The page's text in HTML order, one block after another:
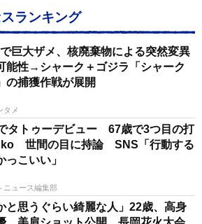
ランキング
巨大ザメ、核廃棄物による突然変異
能性→シャーク＋ゴジラ「シャーク
の捕獲作戦が展開
タメ
タトゥーデビュー 67歳で3つ目の打
世間の目に持論 SNS「行動する
っこいい」
ニュース編集部
と思うぐらい綺麗な人」22歳、高身